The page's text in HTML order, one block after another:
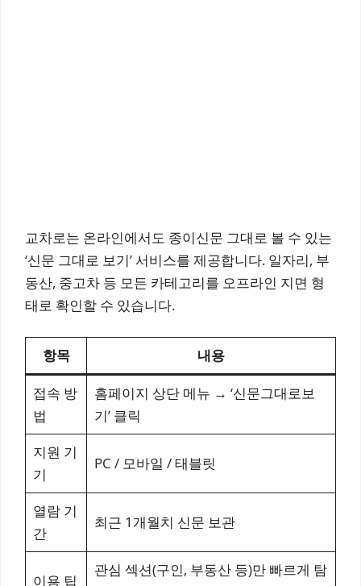
교차로는 온라인에서도 종이신문 그대로 볼 수 있는
‘신문 그대로 보기’ 서비스를 제공합니다. 일자리, 부
동산, 중고차 등 모든 카테고리를 오프라인 지면 형
태로 확인할 수 있습니다.
항목 내용
접속 방
법
홈페이지 상단 메뉴 → ‘신문그대로보
기’ 클릭
지원 기
기
PC / 모바일 / 태블릿
열람 기
간
최근 1개월치 신문 보관
이용 팁
관심 섹션(구인, 부동산 등)만 빠르게 탐